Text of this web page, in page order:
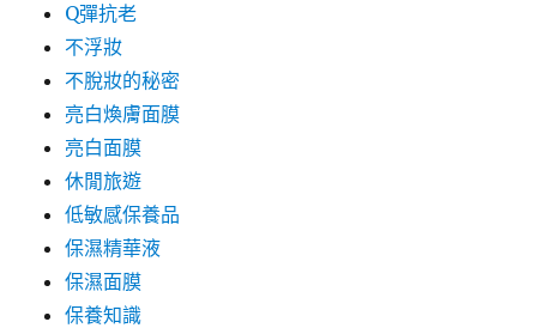
Q彈抗老
不浮妝
不脫妝的秘密
亮白煥膚面膜
亮白面膜
休閒旅遊
低敏感保養品
保濕精華液
保濕面膜
保養知識